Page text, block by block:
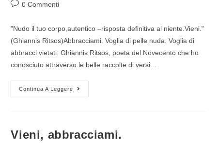
0 Commenti
"Nudo il tuo corpo,autentico –risposta definitiva al niente.Vieni."
(Ghiannis Ritsos)Abbracciami. Voglia di pelle nuda. Voglia di
abbracci vietati. Ghiannis Ritsos, poeta del Novecento che ho
conosciuto attraverso le belle raccolte di versi…
Continua A Leggere
Vieni, abbracciami.